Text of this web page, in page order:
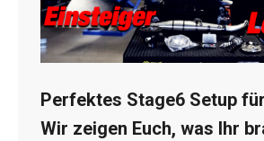
Perfektes Stage6 Setup
Wir zeigen Euch, was Ihr